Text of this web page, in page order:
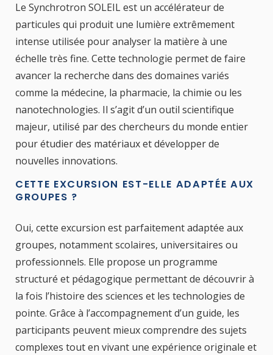
Le Synchrotron SOLEIL est un accélérateur de
particules qui produit une lumière extrêmement
intense utilisée pour analyser la matière à une
échelle très fine. Cette technologie permet de faire
avancer la recherche dans des domaines variés
comme la médecine, la pharmacie, la chimie ou les
nanotechnologies. Il s’agit d’un outil scientifique
majeur, utilisé par des chercheurs du monde entier
pour étudier des matériaux et développer de
nouvelles innovations.
CETTE EXCURSION EST-ELLE ADAPTÉE AUX
GROUPES ?
Oui, cette excursion est parfaitement adaptée aux
groupes, notamment scolaires, universitaires ou
professionnels. Elle propose un programme
structuré et pédagogique permettant de découvrir à
la fois l’histoire des sciences et les technologies de
pointe. Grâce à l’accompagnement d’un guide, les
participants peuvent mieux comprendre des sujets
complexes tout en vivant une expérience originale et